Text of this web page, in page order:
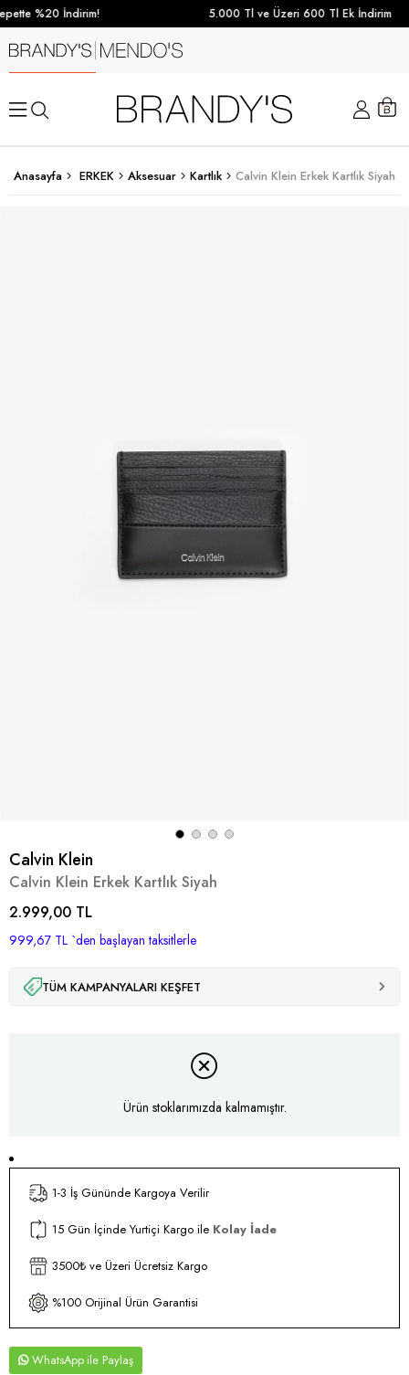
%20 İndirim! 5.000 Tl ve Üzeri 600 Tl Ek İndirim
Anasayfa ERKEK Aksesuar Kartlık Calvin Klein Erkek Kartlık Siyah
Calvin Klein
Calvin Klein Erkek Kartlık Siyah
2.999,00 TL
999,67 TL `den başlayan taksitlerle
TÜM KAMPANYALARI KEŞFET
Ürün stoklarımızda kalmamıştır.
1-3 İş Gününde Kargoya Verilir
15 Gün İçinde Yurtiçi Kargo ile Kolay İade
3500₺ ve Üzeri Ücretsiz Kargo
%100 Orijinal Ürün Garantisi
WhatsApp